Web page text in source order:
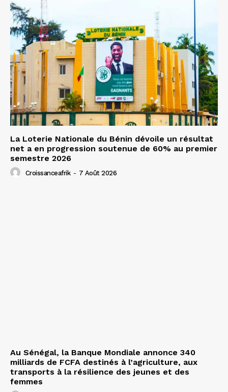
La Loterie Nationale du Bénin dévoile un résultat
net a en progression soutenue de 60% au premier
semestre 2026
Croissanceafrik - 7 Août 2026
Au Sénégal, la Banque Mondiale annonce 340
milliards de FCFA destinés à l’agriculture, aux
transports à la résilience des jeunes et des
femmes